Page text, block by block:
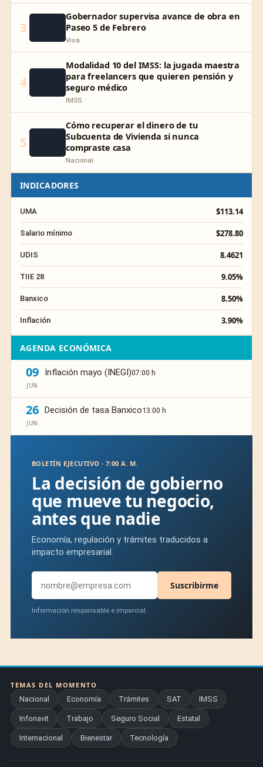
3
Gobernador supervisa avance de obra en
Paseo 5 de Febrero
Visa
4
Modalidad 10 del IMSS: la jugada maestra
para freelancers que quieren pensión y
seguro médico
IMSS
5
Cómo recuperar el dinero de tu
Subcuenta de Vivienda si nunca
compraste casa
Nacional
INDICADORES
UMA $113.14
Salario mínimo $278.80
UDIS 8.4621
TIIE 28 9.05%
Banxico 8.50%
Inflación 3.90%
AGENDA ECONÓMICA
09
JUN
Inflación mayo (INEGI)07:00 h
26
JUN
Decisión de tasa Banxico13:00 h
BOLETÍN EJECUTIVO · 7:00 A. M.
La decisión de gobierno
que mueve tu negocio,
antes que nadie
Economía, regulación y trámites traducidos a
impacto empresarial.
Suscribirme
Información responsable e imparcial.
TEMAS DEL MOMENTO
Nacional
Economía Trámites SAT IMSS
Infonavit Trabajo Seguro Social Estatal
Internacional Bienestar Tecnología